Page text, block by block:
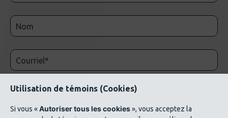
Utilisation de témoins (Cookies)
Si vous «Autoriser tous les cookies», vous acceptez la